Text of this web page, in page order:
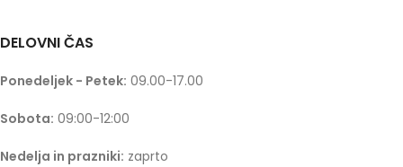
DELOVNI ČAS
Ponedeljek - Petek: 09.00-17.00
Sobota: 09:00-12:00
Nedelja in prazniki: zaprto